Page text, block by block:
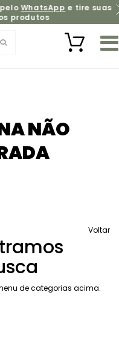
WhatsAppe tire suas
produtos
NÃO
Voltar
de categorias acima.